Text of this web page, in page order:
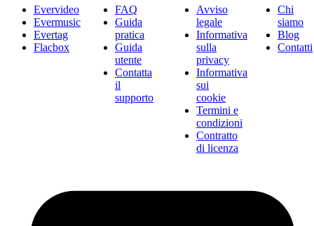
Evervideo
Evermusic
Evertag
Flacbox
FAQ
Guida
pratica
Guida
utente
Contatta
il
supporto
Avviso
legale
Informativa
sulla
privacy
Informativa
sui
cookie
Termini e
condizioni
Contratto
di licenza
Chi
siamo
Blog
Contatti